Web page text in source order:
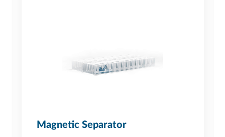
Magnetic Separator